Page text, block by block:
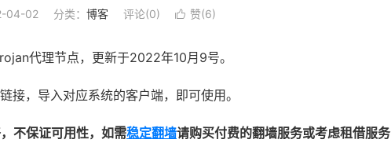
04-02 分类： 博客 评论(0)  赞(6)
代理节点，更新于2022年10月9号。
接，导入对应系统的客户端，即可使用。
不保证可用性，如需稳定翻墙请购买付费的翻墙服务或考虑租借服务